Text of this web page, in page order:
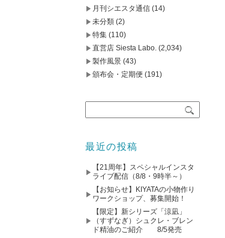
月刊シエスタ通信 (14)
未分類 (2)
特集 (110)
直営店 Siesta Labo. (2,034)
製作風景 (43)
頒布会・定期便 (191)
最近の投稿
【21周年】スペシャルインスタ
ライブ配信（8/8・9時半～）
【お知らせ】KIYATAの小物作り
ワークショップ、募集開始！
【限定】新シリーズ「涼凪」
（すずなぎ）シュクレ・ブレン
ド精油のご紹介 8/5発売